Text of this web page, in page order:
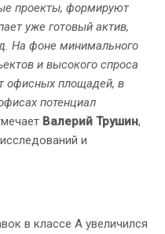
проекты, формируют
уже готовый актив,
На фоне минимального
и высокого спроса
офисных площадей, в
потенциал
Валерий Трушин,
и
в классе А увеличился